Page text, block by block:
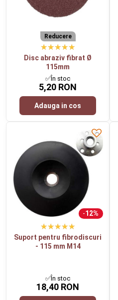
Reducere
Disc abraziv fibrat Ø
115mm
✅În stoc
5,20 RON
Adauga in cos
12%
Suport pentru fibrodiscuri
- 115 mm M14
✅În stoc
18,40 RON